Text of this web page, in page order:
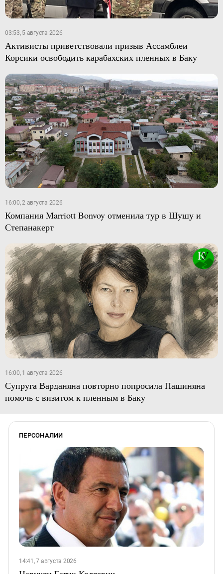
03:53, 5 августа 2026
Активисты приветствовали призыв Ассамблеи
Корсики освободить карабахских пленных в Баку
16:00, 2 августа 2026
Компания Marriott Bonvoy отменила тур в Шушу и
Степанакерт
16:00, 1 августа 2026
Супруга Варданяна повторно попросила Пашиняна
помочь с визитом к пленным в Баку
ПЕРСОНАЛИИ
14:41, 7 августа 2026